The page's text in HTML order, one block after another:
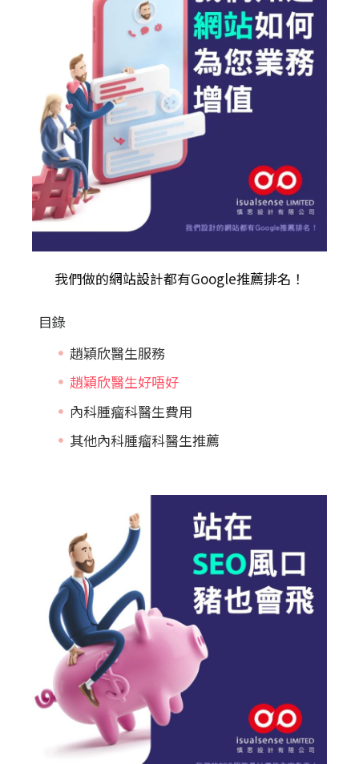
我們做的網站設計都有Google推薦排名！
目錄
趙穎欣醫生服務
趙穎欣醫生好唔好
內科腫瘤科醫生費用
其他內科腫瘤科醫生推薦